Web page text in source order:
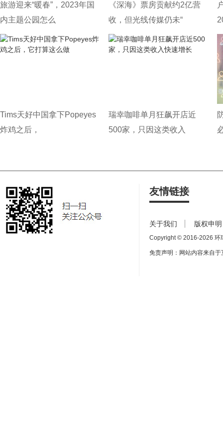
旅游迎来“暖春”，2023年国
内主题公园怎么
《深海》票房贡献约2亿营
收，但光线传媒仍未“
Tims天好中国拿下Popeyes
炸鸡之后，
瑞幸咖啡单月狂飙开店近
500家，只因这类收入
友情链接
关于我们 版权申明
Copyright © 2016-2026 环
免责声明：网站内容来自